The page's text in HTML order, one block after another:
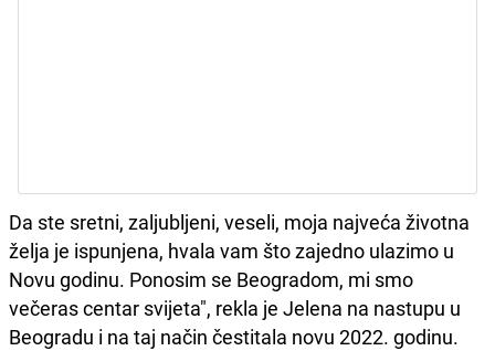
Da ste sretni, zaljubljeni, veseli, moja najveća životna
želja je ispunjena, hvala vam što zajedno ulazimo u
Novu godinu. Ponosim se Beogradom, mi smo
večeras centar svijeta", rekla je Jelena na nastupu u
Beogradu i na taj način čestitala novu 2022. godinu.